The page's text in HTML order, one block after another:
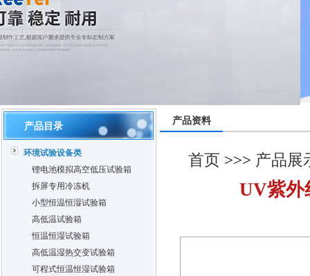
产品资料
首页 >>> 产品展
UV紫外
产品目录
环境试验设备类
锂电池模拟高空低压试验箱
拆屏专用冷冻机
小型恒温恒湿试验箱
高低温试验箱
恒温恒湿试验箱
高低温湿热交变试验箱
可程式恒温恒湿试验箱